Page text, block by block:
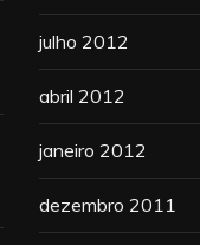
julho 2012
abril 2012
janeiro 2012
dezembro 2011